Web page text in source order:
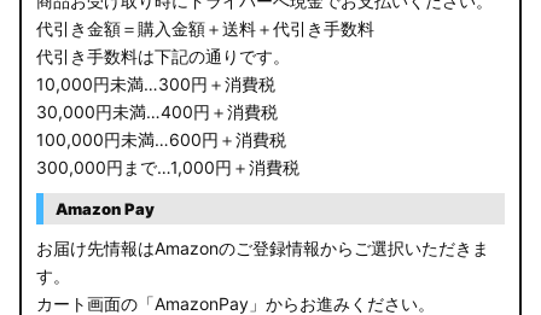
代引き金額＝購入金額＋送料＋代引き手数料
代引き手数料は下記の通りです。
10,000円未満…300円＋消費税
30,000円未満…400円＋消費税
100,000円未満…600円＋消費税
300,000円まで…1,000円＋消費税
Amazon Pay
お届け先情報はAmazonのご登録情報からご選択いただきま
す。
カート画面の「AmazonPay」からお進みください。